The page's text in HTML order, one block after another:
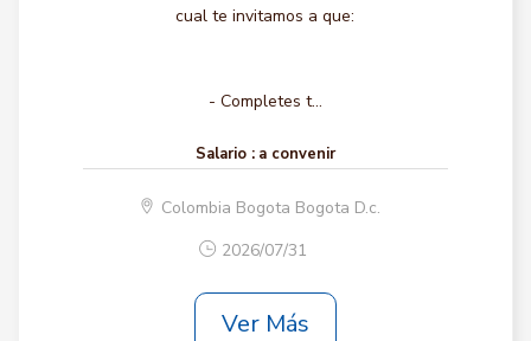
cual te invitamos a que:
- Completes t...
Salario : a convenir
Colombia Bogota Bogota D.c.
2026/07/31
Ver Más